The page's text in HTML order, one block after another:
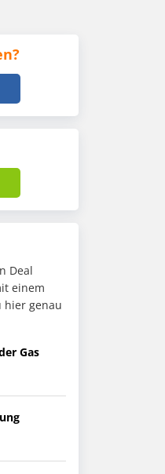
Deal
einem
hier genau
Gas